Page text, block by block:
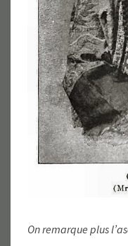
On remarque plus